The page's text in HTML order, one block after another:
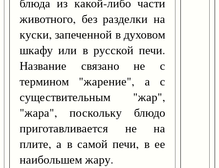
животного, без разделки на
куски, запеченной в духовом
шкафу или в русской печи.
Название связано не с
термином "жарение", а с
существительным "жар",
"жара", поскольку блюдо
приготавливается не на
плите, а в самой печи, в ее
наибольшем жару.